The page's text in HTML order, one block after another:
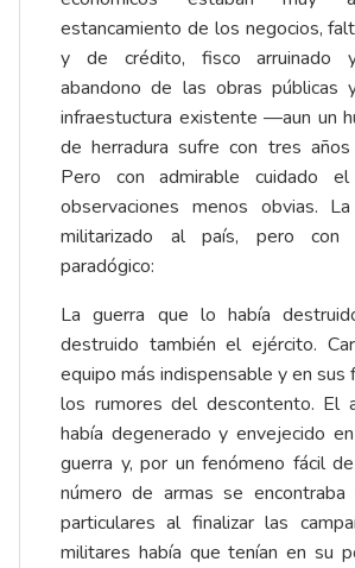
estancamiento de los negocios,
y de crédito, fisco arruinado
abandono de las obras públicas
infraestuctura existente —aun un
de herradura sufre con tres
Pero con admirable cuidado
observaciones menos obvias.
militarizado al país, pero con
paradógico:
La guerra que lo había
destruido también el ejército.
equipo más indispensable y en sus
los rumores del descontento. El
había degenerado y envejecido
guerra y, por un fenómeno fácil
número de armas se
particulares al finalizar las
militares había que tenían en su